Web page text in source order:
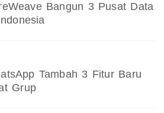
Bangun 3 Pusat Data
Tambah 3 Fitur Baru
Grup